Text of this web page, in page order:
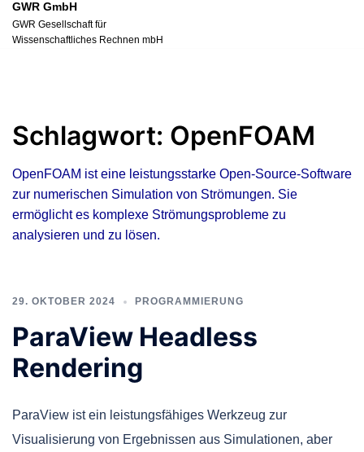
Zum
Inhalt
GWR GmbH
GWR Gesellschaft für
Wissenschaftliches Rechnen mbH
Schlagwort: OpenFOAM
OpenFOAM ist eine leistungsstarke Open-Source-Software
zur numerischen Simulation von Strömungen. Sie
ermöglicht es komplexe Strömungsprobleme zu
analysieren und zu lösen.
29. OKTOBER 2024 PROGRAMMIERUNG
ParaView Headless
Rendering
ParaView ist ein leistungsfähiges Werkzeug zur
Visualisierung von Ergebnissen aus Simulationen, aber